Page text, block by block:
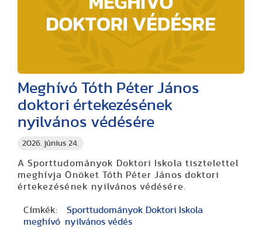
2026. június 24.
Meghívó Tóth Péter János
doktori értekezésének
nyilvános védésére
A Sporttudományok Doktori Iskola tisztelettel
meghívja Önöket Tóth Péter János doktori
értekezésének nyilvános védésére.
Címkék:
Sporttudományok Doktori Iskola
meghívó nyilvános védés